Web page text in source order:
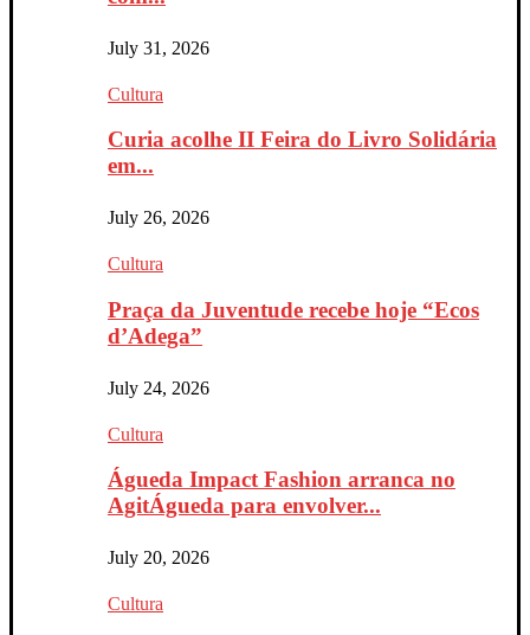
July 31, 2026
Cultura
Curia acolhe II Feira do Livro Solidária
em...
July 26, 2026
Cultura
Praça da Juventude recebe hoje “Ecos
d’Adega”
July 24, 2026
Cultura
Águeda Impact Fashion arranca no
AgitÁgueda para envolver...
July 20, 2026
Cultura